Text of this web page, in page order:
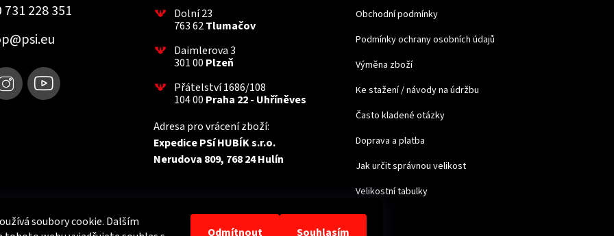
soubory cookie. Dalším
Odmítnout Souhlasím
731 228 351
@psi.eu
Dolní 23
763 62Tlumačov
Daimlerova 3
301 00 Plzeň
Přátelství 1686/108
104 00 Praha 22 - Uhříněves
Adresa pro vrácení zboží:
Expedice PSí HUBÍK s.r.o.
Nerudova 809, 768 24 Hulín
Obchodní podmínky
Podmínky ochrany osobních údajů
Výměna zboží
Ke stažení / návody na údržbu
Často kladené otázky
Doprava a platba
Jak určit správnou velikost
Velikostní tabulky